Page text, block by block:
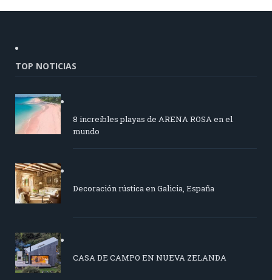
TOP NOTICIAS
8 increíbles playas de ARENA ROSA en el
mundo
Decoración rústica en Galicia, España
CASA DE CAMPO EN NUEVA ZELANDA